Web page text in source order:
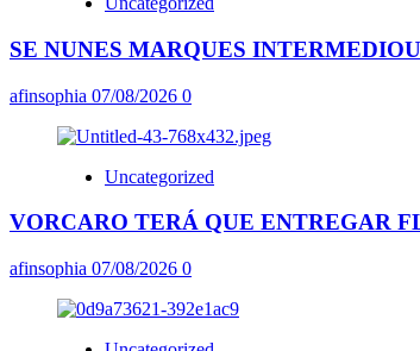
SE NUNES MARQUES
afinsophia 07/08/2026 0
Uncategorized
VORCARO TERÁ QUE ENTREGAR
afinsophia 07/08/2026 0